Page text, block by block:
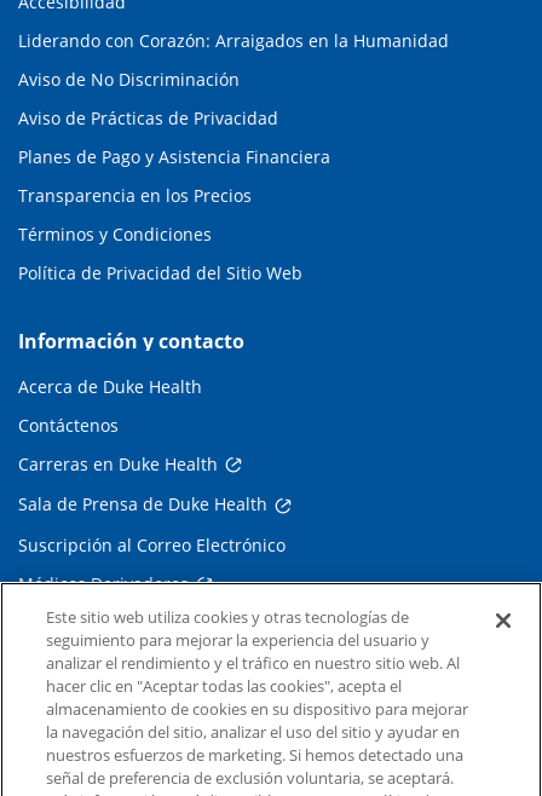
Liderando con Corazón: Arraigados en la Humanidad
Aviso de No Discriminación
Aviso de Prácticas de Privacidad
Planes de Pago y Asistencia Financiera
Transparencia en los Precios
Términos y Condiciones
Política de Privacidad del Sitio Web
Información y contacto
Acerca de Duke Health
Contáctenos
Carreras en Duke Health
Sala de Prensa de Duke Health
Suscripción al Correo Electrónico
Médicos Derivadores
Enlaces relacionados
Duke Cancer Institute
Duke Children's
Duke School of Medicine
Este sitio web utiliza cookies y otras tecnologías de
seguimiento para mejorar la experiencia del usuario y
analizar el rendimiento y el tráfico en nuestro sitio web. Al
hacer clic en "Aceptar todas las cookies", acepta el
almacenamiento de cookies en su dispositivo para mejorar
la navegación del sitio, analizar el uso del sitio y ayudar en
nuestros esfuerzos de marketing. Si hemos detectado una
señal de preferencia de exclusión voluntaria, se aceptará.